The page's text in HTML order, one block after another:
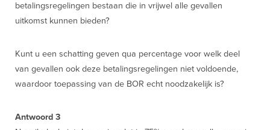
betalingsregelingen bestaan die in vrijwel alle gevallen
uitkomst kunnen bieden?
Kunt u een schatting geven qua percentage voor welk deel
van gevallen ook deze betalingsregelingen niet voldoende,
waardoor toepassing van de BOR echt noodzakelijk is?
Antwoord 3